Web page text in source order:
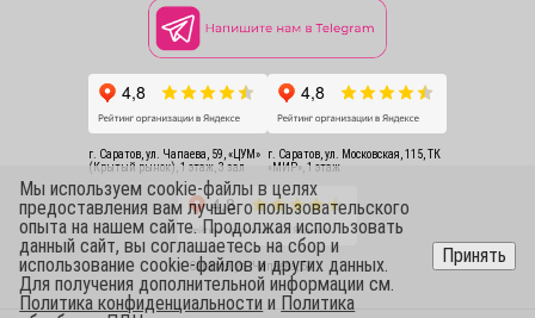
г. Саратов, ул. Чапаева, 59, «ЦУМ»
(Крытый рынок), 1 этаж, 3 зал
г. Саратов, ул. Московская, 115, ТК
«МИР», 1 этаж
г. Саратов, ул. Чапаева, 54
Мы используем cookie-файлы в целях
предоставления вам лучшего пользовательского
опыта на нашем сайте. Продолжая использовать
данный сайт, вы соглашаетесь на сбор и
использование cookie-файлов и других данных.
Для получения дополнительной информации см.
Политика конфиденциальности и Политика
Принять